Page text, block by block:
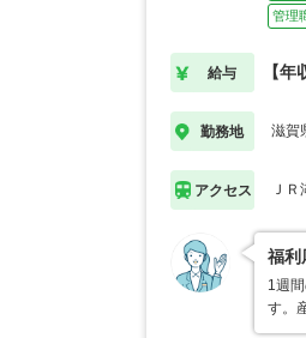
管理
給与 【
勤務地 滋賀
アクセス Ｊ
福利
1週
す。